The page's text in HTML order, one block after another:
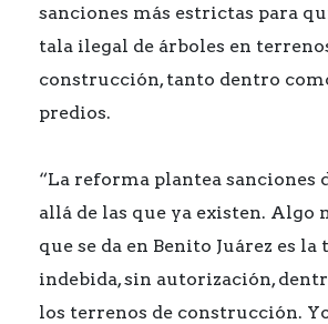
sanciones más estrictas para
tala ilegal de árboles en
construcción, tanto dentro
predios.
“La reforma plantea sanciones
allá de las que ya existen. Algo
que se da en Benito Juárez es la
indebida, sin autorización,
los terrenos de construcción.